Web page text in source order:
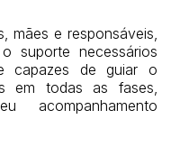
mães e responsáveis,
suporte necessários
capazes de guiar o
em todas as fases,
acompanhamento